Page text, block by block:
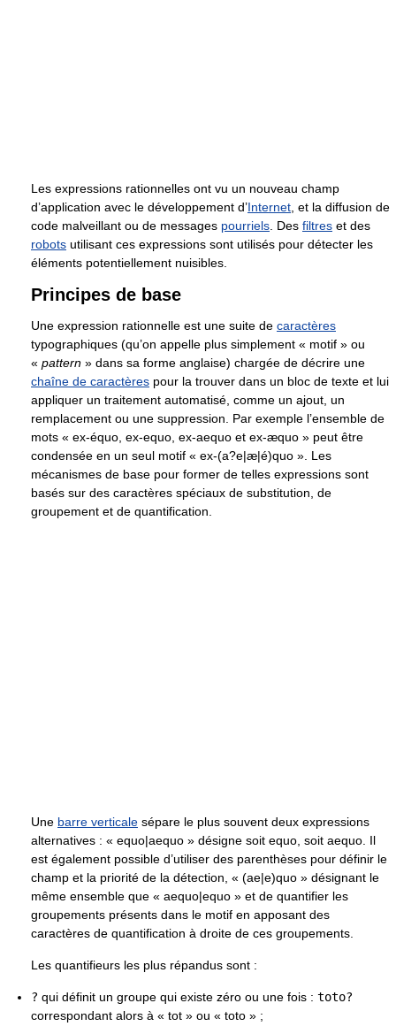
Les expressions rationnelles ont vu un nouveau champ
d’application avec le développement d’Internet, et la diffusion de
code malveillant ou de messages pourriels. Des filtres et des
robots utilisant ces expressions sont utilisés pour détecter les
éléments potentiellement nuisibles.
Principes de base
Une expression rationnelle est une suite de caractères
typographiques (qu’on appelle plus simplement « motif » ou
« pattern » dans sa forme anglaise) chargée de décrire une
chaîne de caractères pour la trouver dans un bloc de texte et lui
appliquer un traitement automatisé, comme un ajout, un
remplacement ou une suppression. Par exemple l’ensemble de
mots « ex-équo, ex-equo, ex-aequo et ex-æquo » peut être
condensée en un seul motif « ex-(a?e|æ|é)quo ». Les
mécanismes de base pour former de telles expressions sont
basés sur des caractères spéciaux de substitution, de
groupement et de quantification.
Une barre verticale sépare le plus souvent deux expressions
alternatives : « equo|aequo » désigne soit equo, soit aequo. Il
est également possible d’utiliser des parenthèses pour définir le
champ et la priorité de la détection, « (ae|e)quo » désignant le
même ensemble que « aequo|equo » et de quantifier les
groupements présents dans le motif en apposant des
caractères de quantification à droite de ces groupements.
Les quantifieurs les plus répandus sont :
? qui définit un groupe qui existe zéro ou une fois : toto?
correspondant alors à « tot » ou « toto » ;